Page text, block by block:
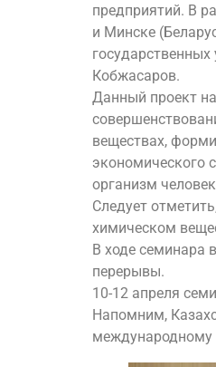
предприятий. В
и Минске
Кобжасаров.
Данный проект
веществах,
экономического
организм
Следует
химическом
В ходе семинара
перерывы.
10-12 апреля
Напомним,
международному